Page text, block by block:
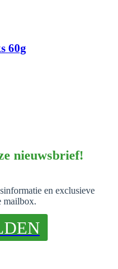
60g
nieuwsbrief!
en exclusieve
mailbox.